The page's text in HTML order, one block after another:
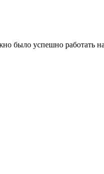
было успешно работать